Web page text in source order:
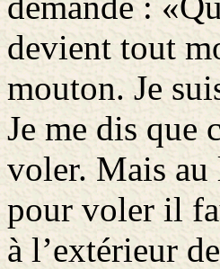
devient tout
mouton. Je
Je me dis que
voler. Mais au
pour voler il
à l’extérieur